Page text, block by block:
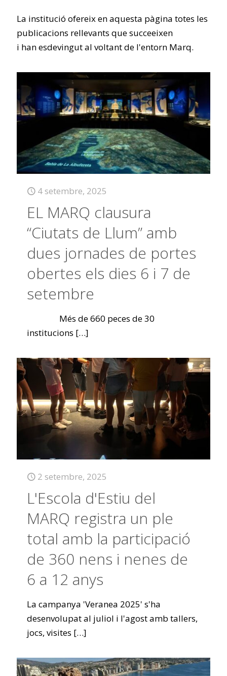
La institució ofereix en aquesta pàgina totes les
publicacions rellevants que succeeixen
i han esdevingut al voltant de l'entorn Marq.
4 setembre, 2025
EL MARQ clausura
“Ciutats de Llum” amb
dues jornades de portes
obertes els dies 6 i 7 de
setembre
Més de 660 peces de 30
institucions […]
2 setembre, 2025
L'Escola d'Estiu del
MARQ registra un ple
total amb la participació
de 360 nens i nenes de
6 a 12 anys
La campanya 'Veranea 2025' s'ha
desenvolupat al juliol i l'agost amb tallers,
jocs, visites […]